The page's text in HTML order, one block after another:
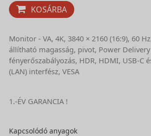
KOSÁRBA
Monitor - VA, 4K, 3840 × 2160 (16:9), 60
állítható magasság, pivot, Power
fényerőszabályozás, HDR, HDMI, USB-C
(LAN) interfész, VESA
1.-ÉV GARANCIA !
Kapcsolódó anyagok